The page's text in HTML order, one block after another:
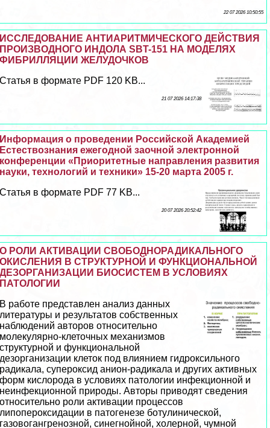
22 07 2026 10:50:55
ИССЛЕДОВАНИЕ АНТИАРИТМИЧЕСКОГО ДЕЙСТВИЯ
ПРОИЗВОДНОГО ИНДОЛА SBT-151 НА МОДЕЛЯХ
ФИБРИЛЛЯЦИИ ЖЕЛУДОЧКОВ
Статья в формате PDF 120 KB...
21 07 2026 14:17:38
Информация о проведении Российской Академией
Естествознания ежегодной заочной электронной
конференции «Приоритетные направления развития
науки, технологий и техники» 15-20 марта 2005 г.
Статья в формате PDF 77 KB...
20 07 2026 20:52:42
О РОЛИ АКТИВАЦИИ СВОБОДНОРАДИКАЛЬНОГО
ОКИСЛЕНИЯ В СТРУКТУРНОЙ И ФУНКЦИОНАЛЬНОЙ
ДЕЗОРГАНИЗАЦИИ БИОСИСТЕМ В УСЛОВИЯХ
ПАТОЛОГИИ
В работе представлен анализ данных
литературы и результатов собственных
наблюдений авторов относительно
молекулярно-клеточных механизмов
структурной и функциональной
дезорганизации клеток под влиянием гидроксильного
радикала, супероксид анион-радикала и других активных
форм кислорода в условиях патологии инфекционной и
неинфекционной природы. Авторы приводят сведения
относительно роли активации процессов
липопероксидации в патогенезе ботулинической,
газовогангренозной, синегнойной, холерной, чумной